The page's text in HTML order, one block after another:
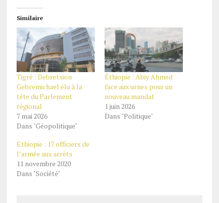
Similaire
Tigré : Debretsion
Gebremichael élu à la
tête du Parlement
régional
7 mai 2026
Dans "Géopolitique"
Éthiopie : Abiy Ahmed
face aux urnes pour un
nouveau mandat
1 juin 2026
Dans "Politique"
Ethiopie : 17 officiers de
l’armée aux arrêts
11 novembre 2020
Dans "Société"